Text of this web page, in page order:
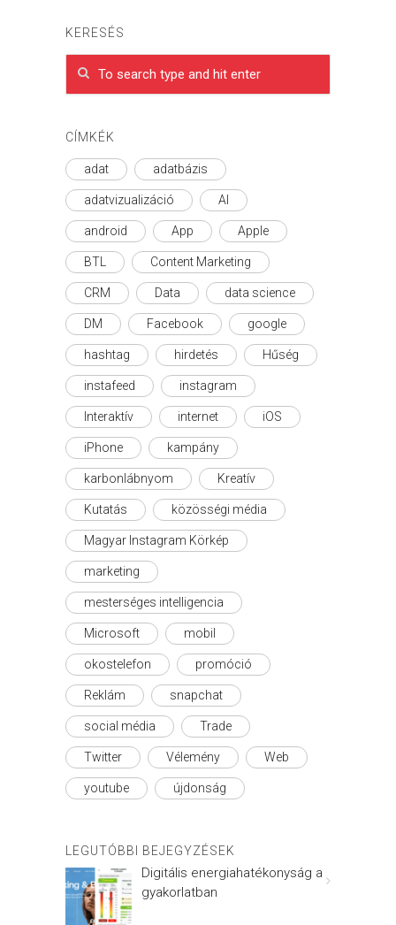
KERESÉS
CÍMKÉK
adat adatbázis
adatvizualizáció AI
android App Apple
BTL Content Marketing
CRM Data data science
DM Facebook google
hashtag hirdetés Hűség
instafeed instagram
Interaktív internet iOS
iPhone kampány
karbonlábnyom Kreatív
Kutatás közösségi média
Magyar Instagram Körkép
marketing
mesterséges intelligencia
Microsoft mobil
okostelefon promóció
Reklám snapchat
social média Trade
Twitter Vélemény Web
youtube újdonság
LEGUTÓBBI BEJEGYZÉSEK
Digitális energiahatékonyság a
gyakorlatban